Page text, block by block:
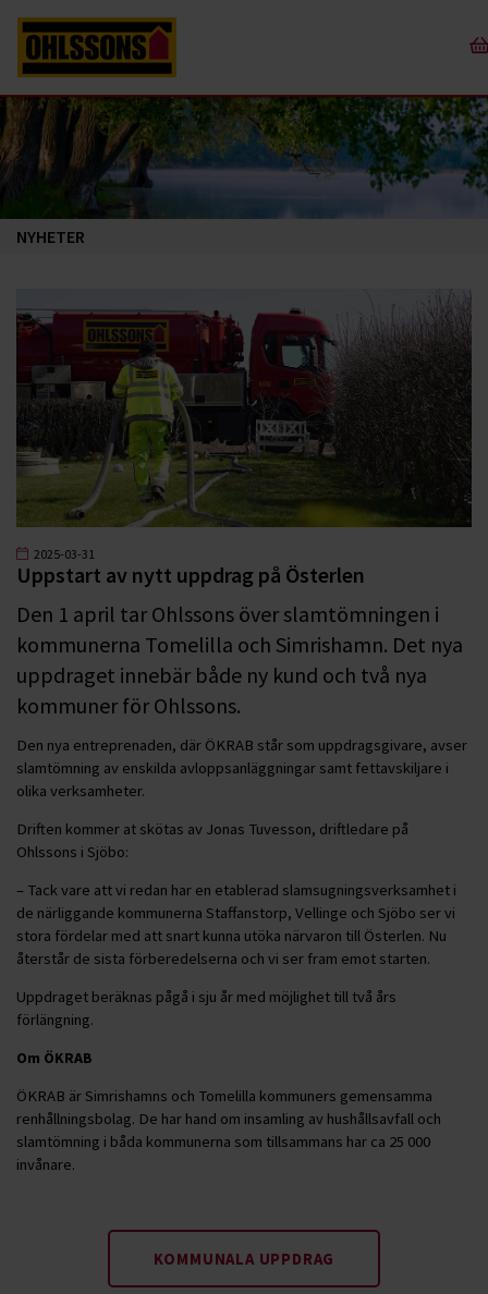
NYHETER
2025-03-31
Uppstart av nytt uppdrag på Österlen
Den 1 april tar Ohlssons över slamtömningen i
kommunerna Tomelilla och Simrishamn. Det nya
uppdraget innebär både ny kund och två nya
kommuner för Ohlssons.
Den nya entreprenaden, där ÖKRAB står som uppdragsgivare, avser
slamtömning av enskilda avloppsanläggningar samt fettavskiljare i
olika verksamheter.
Driften kommer at skötas av Jonas Tuvesson, driftledare på
Ohlssons i Sjöbo:
– Tack vare att vi redan har en etablerad slamsugningsverksamhet i
de närliggande kommunerna Staffanstorp, Vellinge och Sjöbo ser vi
stora fördelar med att snart kunna utöka närvaron till Österlen. Nu
återstår de sista förberedelserna och vi ser fram emot starten.
Uppdraget beräknas pågå i sju år med möjlighet till två års
förlängning.
Om ÖKRAB
ÖKRAB är Simrishamns och Tomelilla kommuners gemensamma
renhållningsbolag. De har hand om insamling av hushållsavfall och
slamtömning i båda kommunerna som tillsammans har ca 25 000
invånare.
KOMMUNALA UPPDRAG